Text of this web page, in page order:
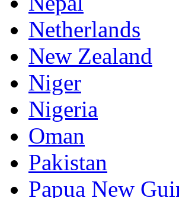
Netherlands
New Zealand
Niger
Nigeria
Oman
Pakistan
Papua New